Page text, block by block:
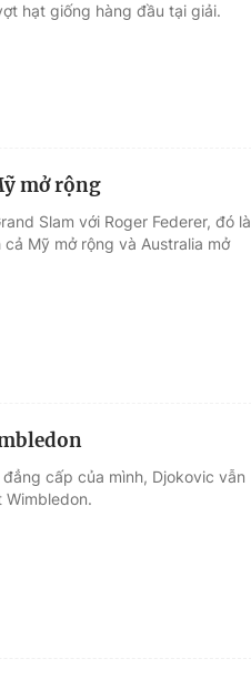
hạt giống hàng đầu tại giải.
mở rộng
Slam với Roger Federer, đó là
Mỹ mở rộng và Australia mở
cấp của mình, Djokovic vẫn